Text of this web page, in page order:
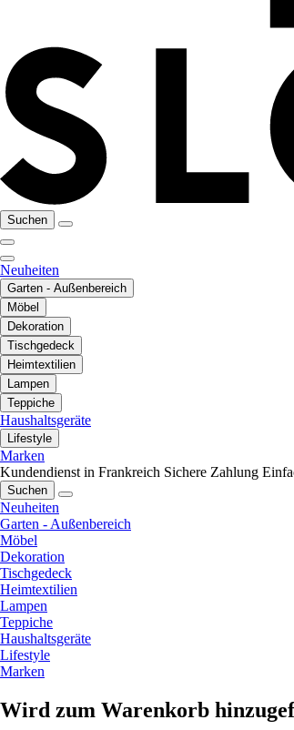
Suchen
Neuheiten
Garten - Außenbereich
Möbel
Dekoration
Tischgedeck
Heimtextilien
Lampen
Teppiche
Haushaltsgeräte
Lifestyle
Marken
Kundendienst in Frankreich Sichere Zahlung
Suchen
Neuheiten
Garten - Außenbereich
Möbel
Dekoration
Tischgedeck
Heimtextilien
Lampen
Teppiche
Haushaltsgeräte
Lifestyle
Marken
Wird zum Warenkorb